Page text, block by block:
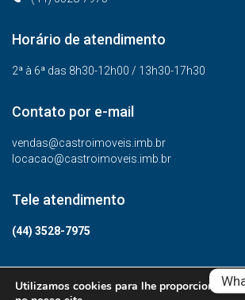
Horário de atendimento
2ª à 6ª das 8h30-12h00 / 13h30-17h30
Contato por e-mail
vendas@castroimoveis.imb.br
locacao@castroimoveis.imb.br
Tele atendimento
(44) 3528-7975
© Todos os direitos
Utilizamos cookies para lhe proporcionar a